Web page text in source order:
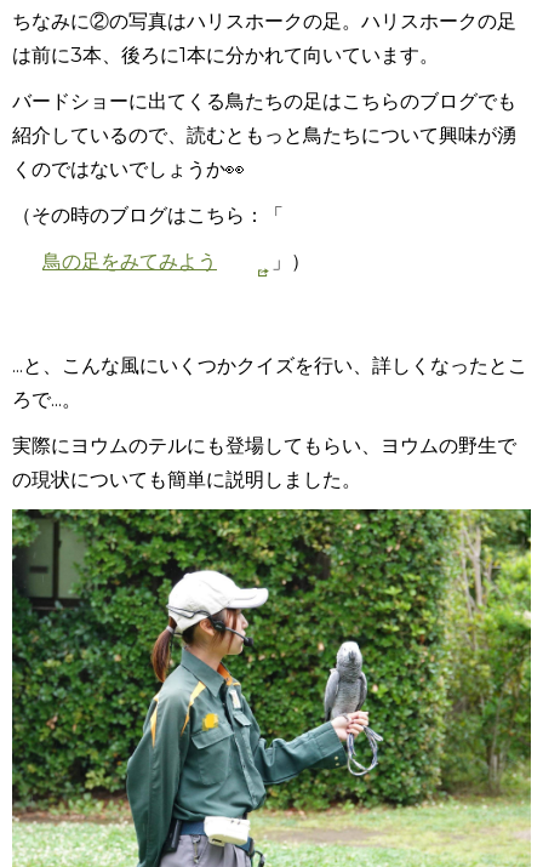
ちなみに②の写真はハリスホークの足。ハリスホークの足
は前に3本、後ろに1本に分かれて向いています。
バードショーに出てくる鳥たちの足はこちらのブログでも
紹介しているので、読むともっと鳥たちについて興味が湧
くのではないでしょうか👀
（その時のブログはこちら：「
鳥の足をみてみよう
」 ）
...と、こんな風にいくつかクイズを行い、詳しくなったとこ
ろで...。
実際にヨウムのテルにも登場してもらい、ヨウムの野生で
の現状についても簡単に説明しました。